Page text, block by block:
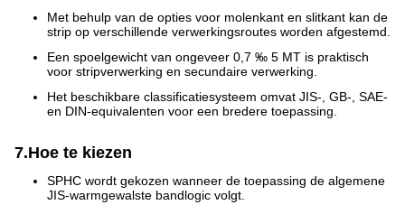
Met behulp van de opties voor molenkant en slitkant kan de
strip op verschillende verwerkingsroutes worden afgestemd.
Een spoelgewicht van ongeveer 0,7 ‰ 5 MT is praktisch
voor stripverwerking en secundaire verwerking.
Het beschikbare classificatiesysteem omvat JIS-, GB-, SAE-
en DIN-equivalenten voor een bredere toepassing.
7.Hoe te kiezen
SPHC wordt gekozen wanneer de toepassing de algemene
JIS-warmgewalste bandlogic volgt.